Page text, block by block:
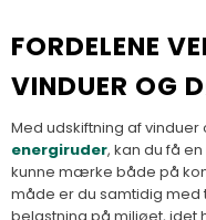
FORDELENE
VINDUER OG
Med udskiftning af
energiruder, kan du få
kunne mærke både på
måde er du samtidig med